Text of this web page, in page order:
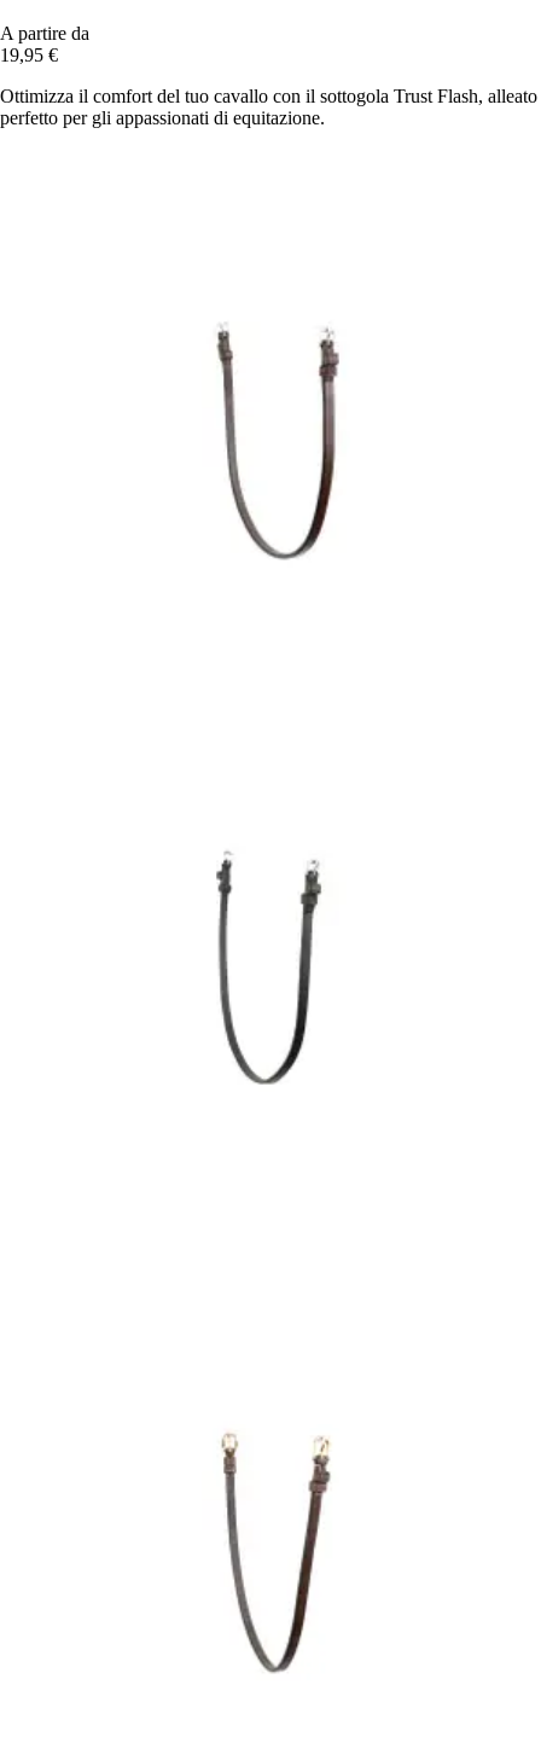
A partire da
19,95 €
Ottimizza il comfort del tuo cavallo con il sottogola Trust Flash, alleato
perfetto per gli appassionati di equitazione.